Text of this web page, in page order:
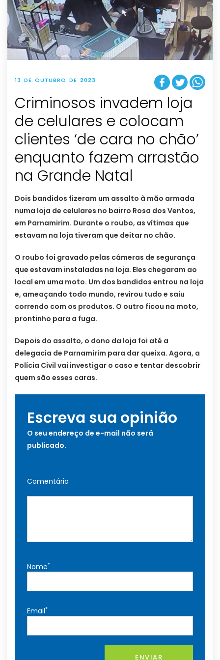
13 DE OUTUBRO DE 2023
Criminosos invadem loja
de celulares e colocam
clientes ‘de cara no chão’
enquanto fazem arrastão
na Grande Natal
Dois bandidos fizeram um assalto à mão armada
numa loja de celulares no bairro Rosa dos Ventos,
em Parnamirim. Durante o roubo, as vítimas que
estavam na loja tiveram que deitar no chão.
O roubo foi gravado pelas câmeras de segurança
que estavam instaladas na loja. Eles chegaram ao
local em uma moto. Um dos bandidos entrou na loja
e, ameaçando todo mundo, revirou tudo e saiu
correndo com os produtos. O outro ficou na moto,
prontinho para a fuga.
Depois do assalto, o dono da loja foi até a
delegacia de Parnamirim para dar queixa. Agora, a
Polícia Civil vai investigar o caso e tentar descobrir
quem são esses caras.
Escreva sua opinião
O seu endereço de e-mail não será
publicado.
Comentário
Nome*
Email*
ENVIAR